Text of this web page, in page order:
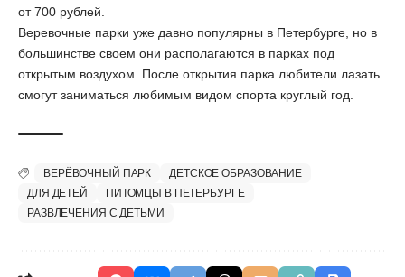
от 700 рублей.
Веревочные парки уже давно популярны в Петербурге, но в
большинстве своем они располагаются в парках под
открытым воздухом. После открытия парка любители лазать
смогут заниматься любимым видом спорта круглый год.
ВЕРЁВОЧНЫЙ ПАРК
ДЕТСКОЕ ОБРАЗОВАНИЕ
ДЛЯ ДЕТЕЙ
ПИТОМЦЫ В ПЕТЕРБУРГЕ
РАЗВЛЕЧЕНИЯ С ДЕТЬМИ